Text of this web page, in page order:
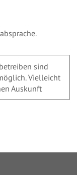
sind
Vielleicht
Auskunft